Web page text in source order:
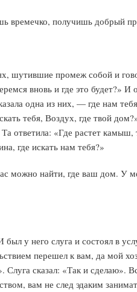
получишь добрый
шутившие промеж собой и
вновь и где это будет?»
одна из них, — где нам
тебя, Воздух, где твой
ответила: «Где растет
где искать нам тебя?»
можно найти, где ваш дом. У
у него слуга и состоял в
перешел к вам, да мой
сказал: «Так и сделаю».
вам не след эдаким